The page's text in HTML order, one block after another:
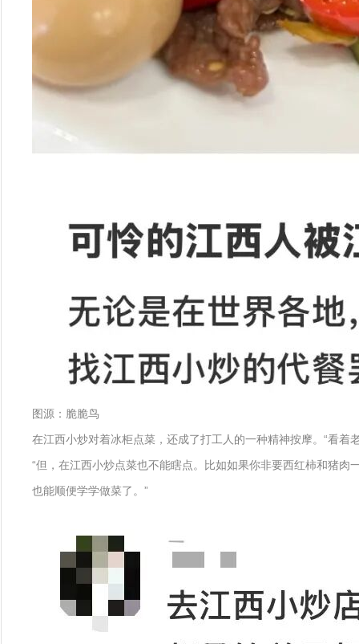
图源：脆脆鸟
在江西小炒对着冰柜点菜，还成了打工人的一种精神按摩。“看
“但，在江西小炒点菜也不能瞎点。比如如果你非要西红柿和猪
也能顺便学学做菜了。”